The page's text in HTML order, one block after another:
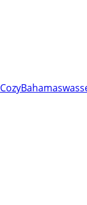
CozyBahamas